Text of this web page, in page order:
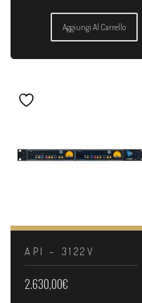
Aggiungi Al Carrello
API – 3122V
2.630,00€